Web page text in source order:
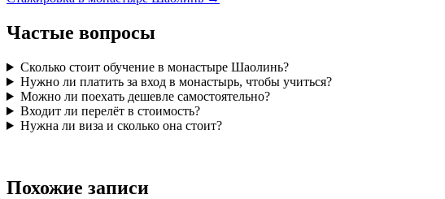
Частые вопросы
Сколько стоит обучение в монастыре Шаолинь?
Нужно ли платить за вход в монастырь, чтобы учиться?
Можно ли поехать дешевле самостоятельно?
Входит ли перелёт в стоимость?
Нужна ли виза и сколько она стоит?
Похожие записи